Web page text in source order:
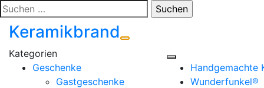
Zum
Inhalt
springen
Suchen
nach:
Keramikbrand
Geschenke
Gastgeschenke
Handgemachte
Wunderfunkel®